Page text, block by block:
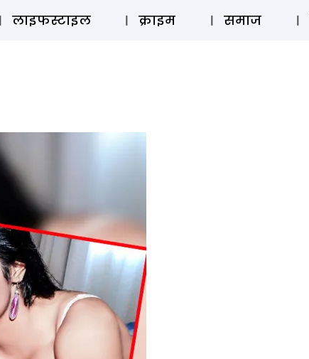
ऑडियो स्टोरी लॉग इन
लाइफस्टाइल क्राइम समाज